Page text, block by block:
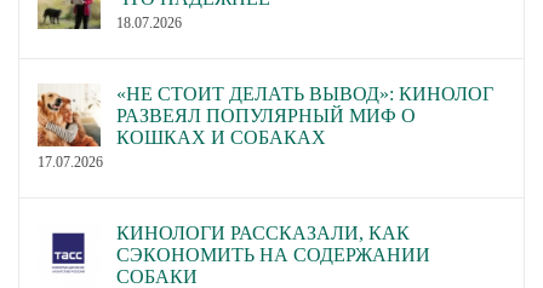
18.07.2026
«НЕ СТОИТ ДЕЛАТЬ ВЫВОД»: КИНОЛОГ
РАЗВЕЯЛ ПОПУЛЯРНЫЙ МИФ О
КОШКАХ И СОБАКАХ
17.07.2026
КИНОЛОГИ РАССКАЗАЛИ, КАК
СЭКОНОМИТЬ НА СОДЕРЖАНИИ
СОБАКИ